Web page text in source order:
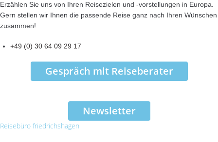
Erzählen Sie uns von Ihren Reisezielen und -vorstellungen in Europa.
Gern stellen wir Ihnen die passende Reise ganz nach Ihren Wünschen
zusammen!
+49 (0) 30 64 09 29 17
Gespräch mit Reiseberater
Newsletter
Reisebüro friedrichshagen